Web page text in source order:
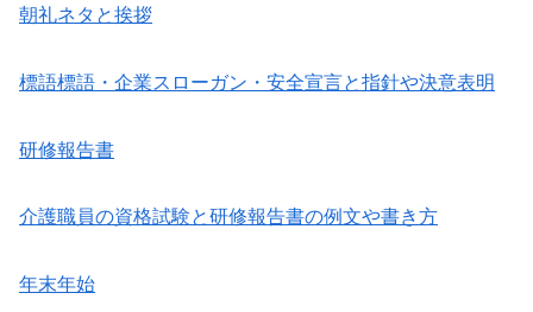
朝礼ネタと挨拶
標語標語・企業スローガン・安全宣言と指針や決意表明
研修報告書
介護職員の資格試験と研修報告書の例文や書き方
年末年始